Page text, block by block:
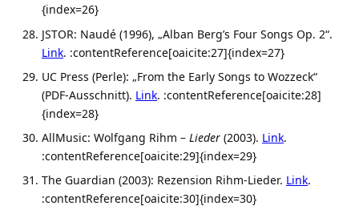
{index=26}
JSTOR: Naudé (1996), „Alban Berg’s Four Songs Op. 2“.
Link. :contentReference[oaicite:27]{index=27}
UC Press (Perle): „From the Early Songs to Wozzeck“
(PDF-Ausschnitt). Link. :contentReference[oaicite:28]
{index=28}
AllMusic: Wolfgang Rihm – Lieder (2003). Link.
:contentReference[oaicite:29]{index=29}
The Guardian (2003): Rezension Rihm-Lieder. Link.
:contentReference[oaicite:30]{index=30}